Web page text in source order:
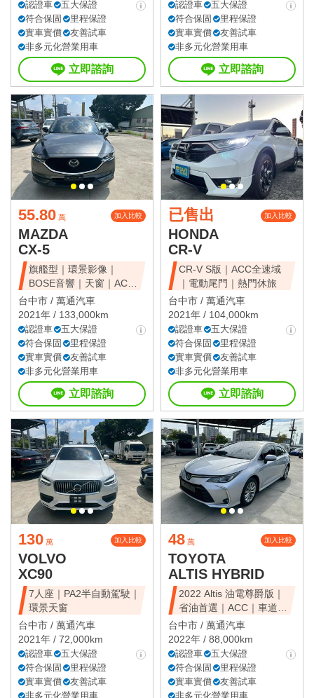
認證車
五大保證
符合保固
里程保證
實車實價
友善試車
非多元化營業用車
立即諮詢
認證車
五大保證
符合保固
里程保證
實車實價
友善試車
非多元化營業用車
立即諮詢
55.80 萬 加入比較
MAZDA
CX-5
旗艦型｜環景影像｜
BOSE音響｜天窗｜ACC
全速域｜質感休旅
台中市 / 萬通汽車
2021年 / 133,000km
認證車
五大保證
符合保固
里程保證
實車實價
友善試車
非多元化營業用車
立即諮詢
已售出 加入比較
HONDA
CR-V
CR-V S版｜ACC全速域
｜電動尾門｜熱門休旅
台中市 / 萬通汽車
2021年 / 104,000km
認證車
五大保證
符合保固
里程保證
實車實價
友善試車
非多元化營業用車
立即諮詢
130 萬 加入比較
VOLVO
XC90
7人座｜PA2半自動駕駛｜
環景天窗
台中市 / 萬通汽車
2021年 / 72,000km
認證車
五大保證
符合保固
里程保證
實車實價
友善試車
非多元化營業用車
48 萬 加入比較
TOYOTA
ALTIS HYBRID
2022 Altis 油電尊爵版｜
省油首選｜ACC｜車道維
持
台中市 / 萬通汽車
2022年 / 88,000km
認證車
五大保證
符合保固
里程保證
實車實價
友善試車
非多元化營業用車